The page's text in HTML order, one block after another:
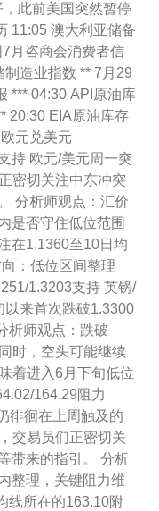
此前美国突然暂停
11:05 澳大利亚储备
月咨商会消费者信
造业指数 ** 7月29
*** 04:30 API原油库
20:30 EIA原油库存
元兑美元
持 欧元/美元周一突
密切关注中东冲突
分析师观点：汇价
是否守住低位范围
在1.1360至10日均
：低位区间整理
1.3203支持 英镑/
以来首次跌破1.3300
析师观点：跌破
时，空头可能继续
着进入6月下旬低位
164.29阻力
徘徊在上周触及的
交易员们正密切关
带来的指引。 分析
整理，关键阻力维
线所在的163.10附